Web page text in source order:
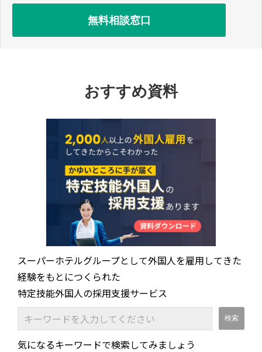
無料相談窓口
おすすめ資料
スーパーホテルグループとして外国人を雇用してきた
経験をもとにつくられた
特定技能外国人の採用支援サービス
気になるキーワードで検索してみましょう